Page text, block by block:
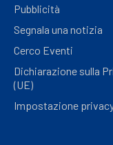
Pubblicità
Segnala una notizia
Cerco Eventi
Dichiarazione sulla
(UE)
Impostazione